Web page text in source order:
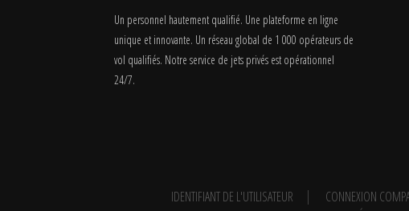
Un personnel hautement qualifié. Une plateforme en ligne
unique et innovante. Un réseau global de 1 000 opérateurs de
vol qualifiés. Notre service de jets privés est opérationnel
24/7.
IDENTIFIANT DE L'UTILISATEUR CONNEXION